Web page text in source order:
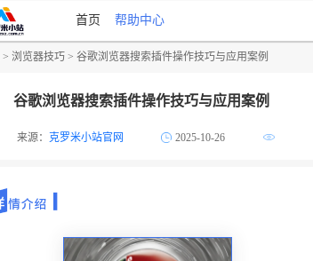
首页 帮助中心
> 浏览器技巧 > 谷歌浏览器搜索插件操作技巧与应用案例
谷歌浏览器搜索插件操作技巧与应用案例
来源： 克罗米小站官网 2025-10-26